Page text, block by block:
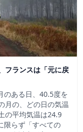
フランスは「元に戻
のある日、40.5度を
月の、どの日の気温
の平均気温は24.9
限らず「すべての